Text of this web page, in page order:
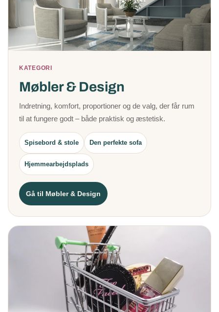
KATEGORI
Møbler & Design
Indretning, komfort, proportioner og de valg, der får rum
til at fungere godt – både praktisk og æstetisk.
Spisebord & stole Den perfekte sofa
Hjemmearbejdsplads
Gå til Møbler & Design